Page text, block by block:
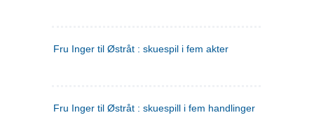
Fru Inger til Østråt : skuespil i fem akter
Fru Inger til Østråt : skuespill i fem handlinger